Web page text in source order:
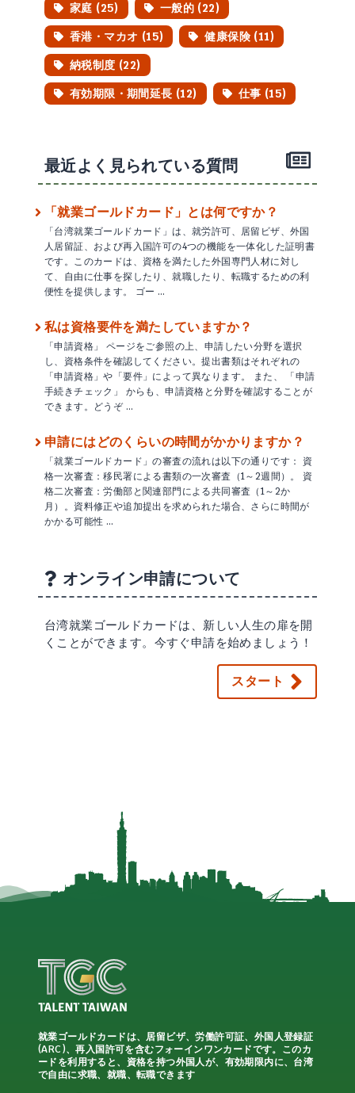
家庭 (25)
一般的 (22)
香港・マカオ (15)
健康保険 (11)
納税制度 (22)
有効期限・期間延長 (12)
仕事 (15)
最近よく見られている質問
「就業ゴールドカード」とは何ですか？
「台湾就業ゴールドカード」は、就労許可、居留ビザ、外国
人居留証、および再入国許可の4つの機能を一体化した証明書
です。このカードは、資格を満たした外国専門人材に対し
て、自由に仕事を探したり、就職したり、転職するための利
便性を提供します。 ゴー …
私は資格要件を満たしていますか？
「申請資格」 ページをご参照の上、申請したい分野を選択
し、資格条件を確認してください。提出書類はそれぞれの
「申請資格」や「要件」によって異なります。 また、 「申請
手続きチェック」 からも、申請資格と分野を確認することが
できます。どうぞ …
申請にはどのくらいの時間がかかりますか？
「就業ゴールドカード」の審査の流れは以下の通りです： 資
格一次審査：移民署による書類の一次審査（1～2週間）。 資
格二次審査：労働部と関連部門による共同審査（1～2か
月）。資料修正や追加提出を求められた場合、さらに時間が
かかる可能性 …
オンライン申請について
台湾就業ゴールドカードは、新しい人生の扉を開
くことができます。今すぐ申請を始めましょう！
スタート
就業ゴールドカードは、居留ビザ、労働許可証、外国人登録証
(ARC)、再入国許可を含むフォーインワンカードです。このカ
ードを利用すると、資格を持つ外国人が、有効期限内に、台湾
で自由に求職、就職、転職できます